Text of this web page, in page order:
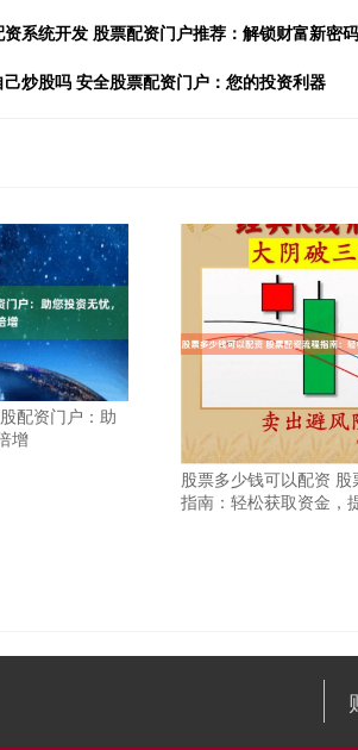
系统开发 股票配资门户推荐：解锁财富新密码
炒股吗 安全股票配资门户：您的投资利器
配资门户：助
增
股票多少钱可以配资 股
指南：轻松获取资金，